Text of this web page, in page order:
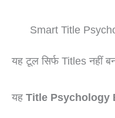
Smart Title
यह टूल सिर्फ Titles नहीं
यह Title Psychology